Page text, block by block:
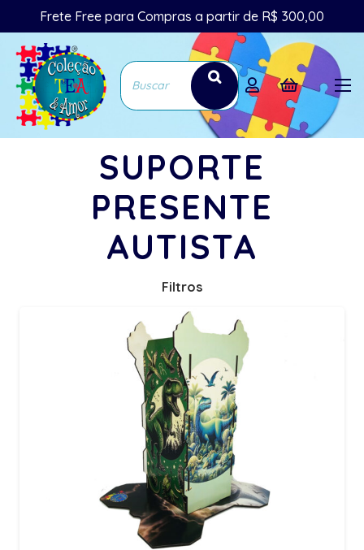
Frete Free para Compras a partir de R$ 300,00
SUPORTE
PRESENTE
AUTISTA
Filtros